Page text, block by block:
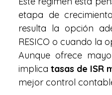
etapa de
resulta la opción
RESICO o cuando la
Aunque ofrece
implica tasas de ISR
mejor control